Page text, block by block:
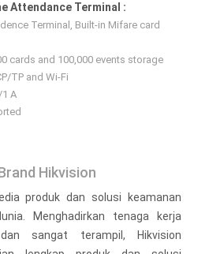
Attendance Terminal :
Terminal, Built-in Mifare card
cards and 100,000 events storage
TP and Wi-Fi
A
Hikvision
produk dan solusi keamanan
Menghadirkan tenaga kerja
sangat terampil, Hikvision